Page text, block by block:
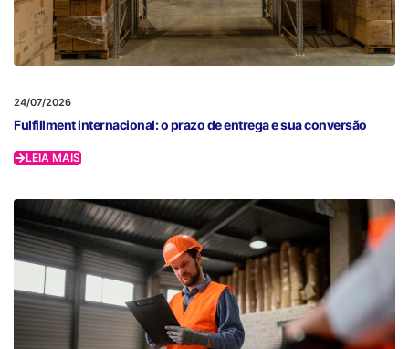
24/07/2026
Fulfillment internacional: o prazo de entrega e sua conversão
LEIA MAIS